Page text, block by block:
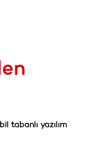
tabanlı yazılım